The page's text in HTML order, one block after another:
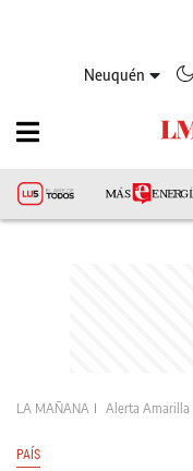
Neuquén
LA MAÑANA Alerta Amarilla
PAÍS